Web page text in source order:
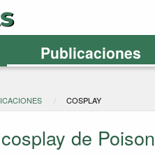
Publicaciones
COSPLAY
de Poison